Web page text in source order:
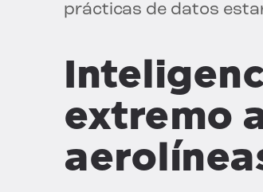
prácticas de datos
extremo